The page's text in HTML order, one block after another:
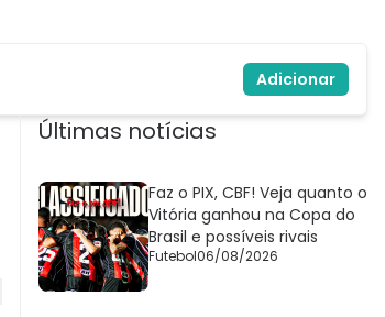
Adicionar
Últimas notícias
Faz o PIX, CBF! Veja quanto o
Vitória ganhou na Copa do
Brasil e possíveis rivais
Futebol06/08/2026